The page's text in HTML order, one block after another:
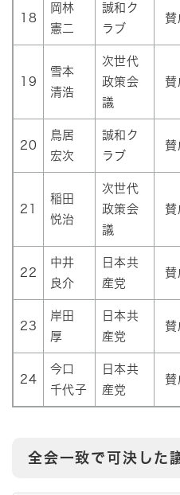
18
岡林
憲二
誠和ク
ラブ
賛
19
雪本
清浩
次世代
政策会
議
賛
20
鳥居
宏次
誠和ク
ラブ
賛
21
稲田
悦治
次世代
政策会
議
賛
22
中井
良介
日本共
産党
賛
23
岸田
厚
日本共
産党
賛
24
今口
千代子
日本共
産党
賛
全会一致で可決した